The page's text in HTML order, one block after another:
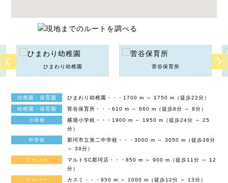
ひまわり幼稚園 菅谷保育所
幼稚園・保育園
ひまわり幼稚園・・・1700 m ～ 1750 m（徒歩22分）
幼稚園・保育園
菅谷保育所・・・610 m ～ 660 m（徒歩8分 ～ 9分）
小学校
横堀小学校・・・1900 m ～ 1950 m（徒歩24分 ～ 25
分）
中学校
那珂市立第二中学校・・・3000 m ～ 3050 m（徒歩38分
～ 39分）
スーパー
マルトSC那珂店・・・850 m ～ 900 m（徒歩11分 ～ 12
分）
スーパー
カスミ・・・950 m ～ 1000 m（徒歩12分 ～ 13分）